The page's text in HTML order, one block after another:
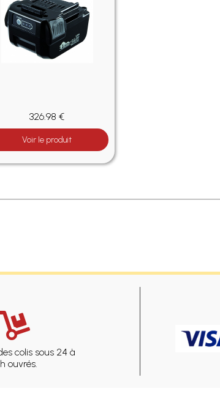
326.98 €
Voir le produit
colis sous 24 à
ouvrés.